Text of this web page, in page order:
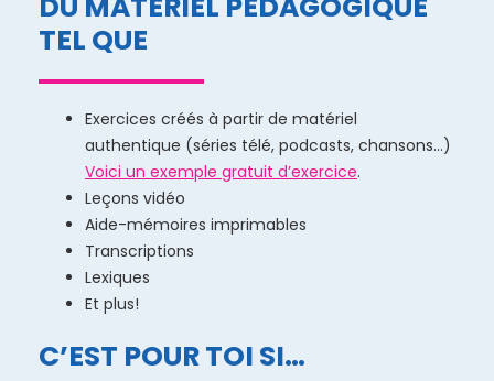
TEL QUE
Exercices créés à partir de matériel
authentique (séries télé, podcasts, chansons…)
Voici un exemple gratuit d’exercice.
Leçons vidéo
Aide-mémoires imprimables
Transcriptions
Lexiques
Et plus!
C’EST POUR TOI SI…